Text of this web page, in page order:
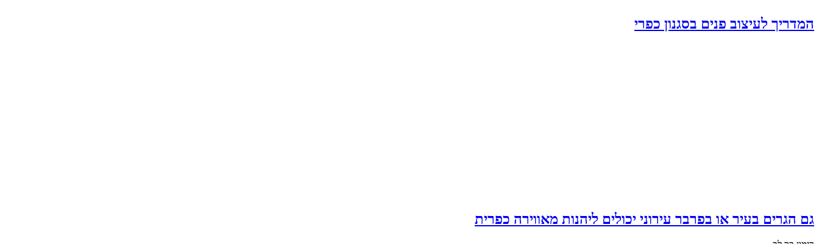
המדריך לעיצוב פנים בסגנון כפרי
גם הגרים בעיר או בפרבר עירוני יכולים ליהנות מאווירה כפרית